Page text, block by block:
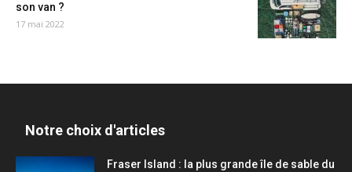
son van ?
17 mai 2022
Notre choix d'articles
Fraser Island : la plus grande île de sable du